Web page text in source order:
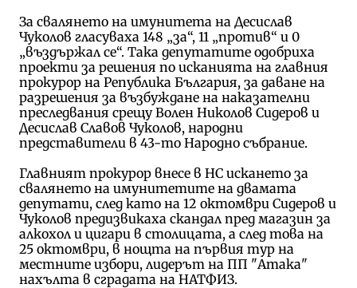
За свалянето на имунитета на Десислав
Чуколов гласуваха 148 „за“, 11 „против“ и 0
„въздържал се“. Така депутатите одобриха
проекти за решения по исканията на главния
прокурор на Република България, за даване на
разрешения за възбуждане на наказателни
преследвания срещу Волен Николов Сидеров и
Десислав Славов Чуколов, народни
представители в 43-то Народно събрание.
Главният прокурор внесе в НС искането за
свалянето на имунитетите на двамата
депутати, след като на 12 октомври Сидеров и
Чуколов предизвикаха скандал пред магазин за
алкохол и цигари в столицата, а след това на
25 октомври, в нощта на първия тур на
местните избори, лидерът на ПП "Атака"
нахълта в сградата на НАТФИЗ.